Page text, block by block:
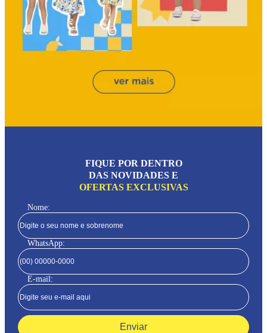
FIQUE POR DENTRO
DAS NOVIDADES E
OFERTAS EXCLUSIVAS
Nome:
WhatsApp:
E-mail:
Enviar